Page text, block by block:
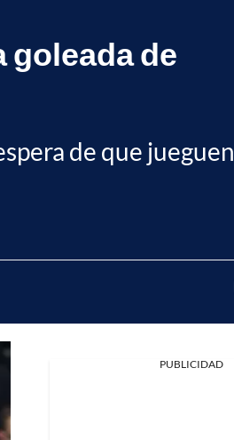
goleada de
de que jueguen
PUBLICIDAD